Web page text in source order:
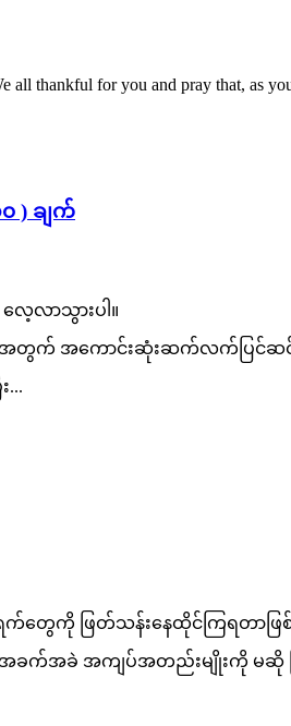
thankful for you and pray that, as
) ချက်
လေ့လာသွားပါ။
ရီးအတွက် အကောင်းဆုံးဆက်လက်ပြင်
...
တွေကို ဖြတ်သန်းနေထိုင်ကြရတာဖ
အခဲ အကျပ်အတည်းမျိုးကို မဆို ကြံ